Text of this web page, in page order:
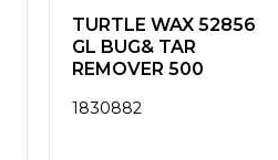
TURTLE WAX 52856
GL BUG& TAR
REMOVER 500
1830882